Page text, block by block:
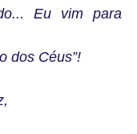
Eu vim para
dos Céus”!